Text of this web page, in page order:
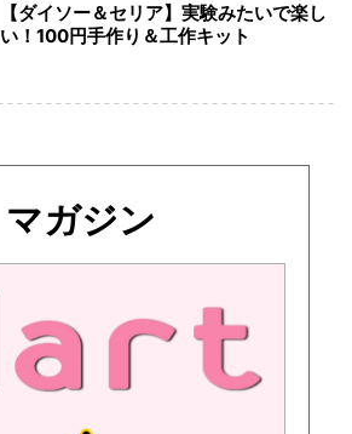
【ダイソー＆セリア】実験みたいで楽し
い！100円手作り＆工作キット
マガジン